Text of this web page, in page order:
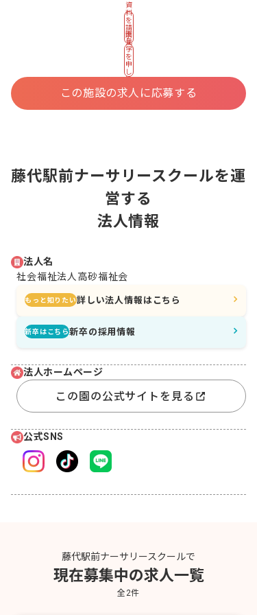
資
料
を
請
求
す
る
園
見
学
を
申
し
む
この施設の求人に応募する
藤代駅前ナーサリースクールを運
営する
法人情報
法人名
社会福祉法人高砂福祉会
もっと知りたい詳しい法人情報はこちら
新卒はこちら新卒の採用情報
法人ホームページ
この園の公式サイトを見る
公式SNS
藤代駅前ナーサリースクールで
現在募集中の求人一覧
全2件